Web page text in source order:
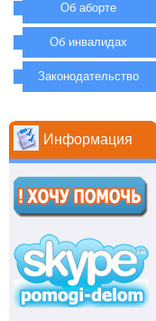
Об аборте
Об инвалидах
Законодательство
Информация